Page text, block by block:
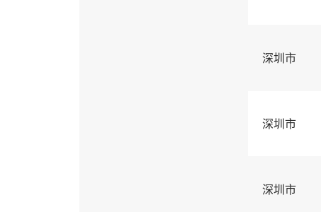
深圳市
深圳市
深圳市